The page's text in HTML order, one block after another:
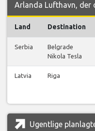
Arlanda Lufthavn, der
Land Destination
Serbia
Belgrade
Nikola Tesla
Latvia Riga
Ugentlige